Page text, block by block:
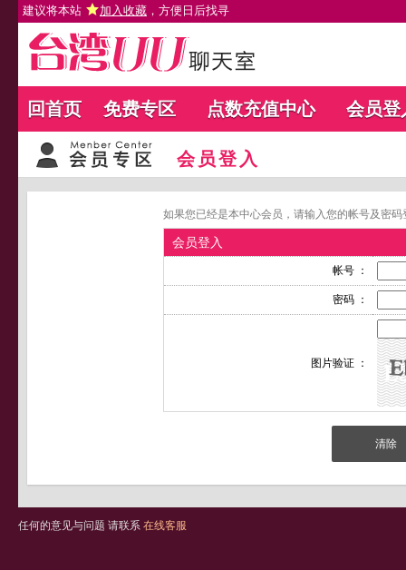
建议将本站 加入收藏 ，方便日后找寻
回首页 免费专区 点数充值中心 会员登
会员登入
如果您已经是本中心会员，请输入您的帐号及密
会员登入
帐号 ：
密码 ：
图片验证 ：
任何的意见与问题 请联系 在线客服